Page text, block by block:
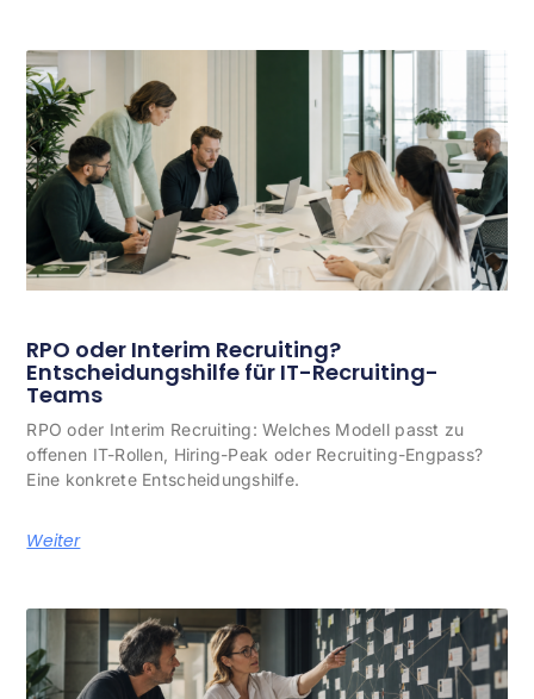
RPO oder Interim Recruiting?
Entscheidungshilfe für IT-Recruiting-
Teams
RPO oder Interim Recruiting: Welches Modell passt zu
offenen IT-Rollen, Hiring-Peak oder Recruiting-Engpass?
Eine konkrete Entscheidungshilfe.
Weiter